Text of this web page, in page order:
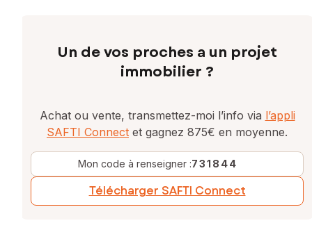
Un de vos proches a un projet
immobilier ?
Achat ou vente, transmettez-moi l’info via l’appli
SAFTI Connect et gagnez 875€ en moyenne.
Mon code à renseigner :731844
Télécharger SAFTI Connect